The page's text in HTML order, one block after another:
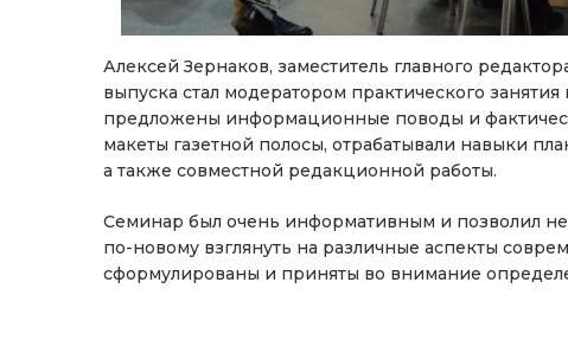
Алексей Зернаков, заместитель главного
выпуска стал модератором практического
предложены информационные поводы и
макеты газетной полосы, отрабатывали навыки
а также совместной редакционной работы.
Семинар был очень информативным и позволил
по-новому взглянуть на различные аспекты
сформулированы и приняты во внимание